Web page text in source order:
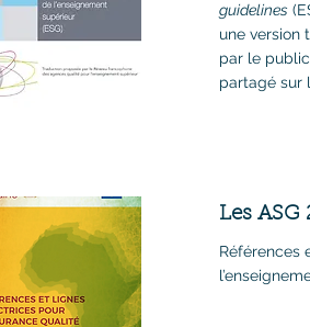
guidelines
une version
par le
partagé sur
Les ASG
Références